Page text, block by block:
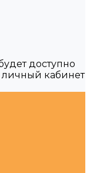
доступно
личный кабинет